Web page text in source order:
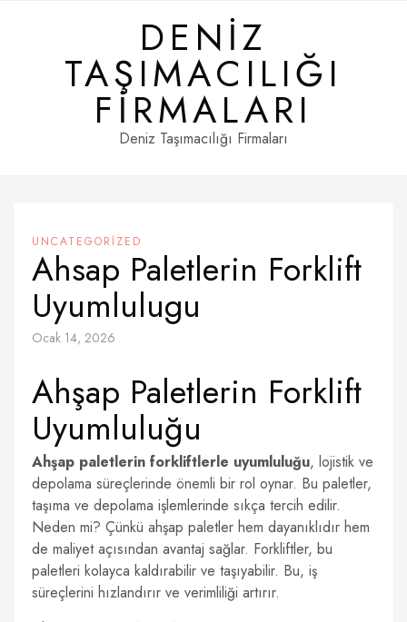
DENIZ
TAŞIMACILIĞI
FIRMALARI
Deniz Taşımacılığı Firmaları
UNCATEGORIZED
Ahsap Paletlerin Forklift
Uyumlulugu
Ocak 14, 2026
Ahşap Paletlerin Forklift
Uyumluluğu
Ahşap paletlerin forkliftlerle uyumluluğu, lojistik ve
depolama süreçlerinde önemli bir rol oynar. Bu paletler,
taşıma ve depolama işlemlerinde sıkça tercih edilir.
Neden mi? Çünkü ahşap paletler hem dayanıklıdır hem
de maliyet açısından avantaj sağlar. Forkliftler, bu
paletleri kolayca kaldırabilir ve taşıyabilir. Bu, iş
süreçlerini hızlandırır ve verimliliği artırır.